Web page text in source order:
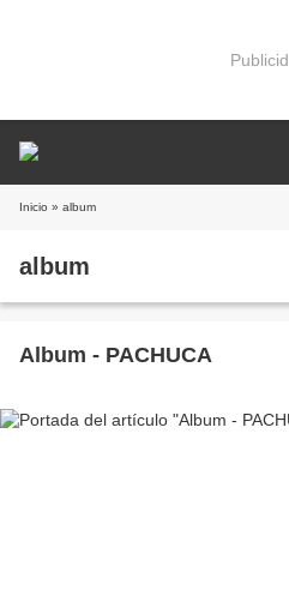
Inicio » album
album
Album - PACHUCA